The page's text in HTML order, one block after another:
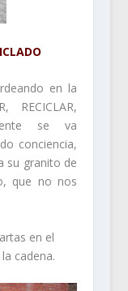
en la
RECICLAR,
se va
conciencia,
su granito de
que no nos
en el
cadena.